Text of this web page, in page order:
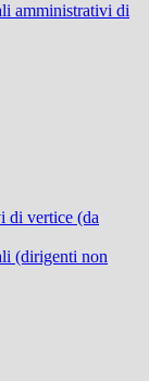
amministrativi di
di vertice (da
(dirigenti non